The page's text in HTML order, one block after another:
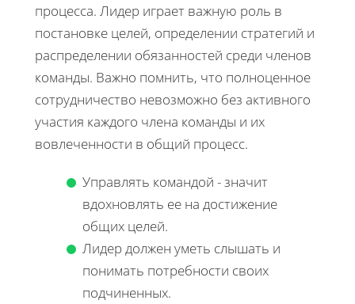
процесса. Лидер играет важную роль в
постановке целей, определении стратегий и
распределении обязанностей среди членов
команды. Важно помнить, что полноценное
сотрудничество невозможно без активного
участия каждого члена команды и их
вовлеченности в общий процесс.
Управлять командой - значит
вдохновлять ее на достижение
общих целей.
Лидер должен уметь слышать и
понимать потребности своих
подчиненных.